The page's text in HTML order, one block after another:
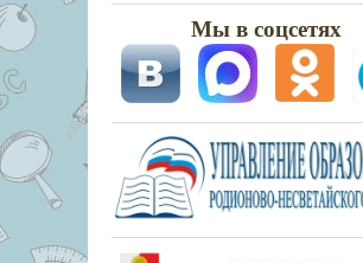
Мы в соцсетях